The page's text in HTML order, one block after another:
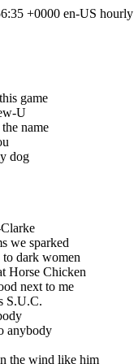
+0000 en-US hourly
game
U
name
dog
we sparked
dark women
Horse Chicken
next to me
S.U.C.
anybody
the wind like him